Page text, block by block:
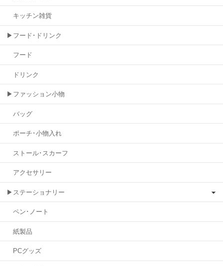
キッチン雑貨
▶フード･ドリンク
フード
ドリンク
▶ファッション小物
バッグ
ポーチ･小物入れ
ストール･スカーフ
アクセサリー
▶ステーショナリー
ペン･ノート
紙製品
PCグッズ